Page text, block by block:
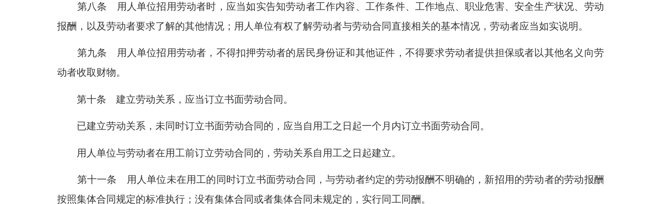
第八条 用人单位招用劳动者时，应当如实告知劳动者工作内容、工作条件、工作地点、职业危害、安全生产状况、劳动
报酬，以及劳动者要求了解的其他情况；用人单位有权了解劳动者与劳动合同直接相关的基本情况，劳动者应当如实说明。
第九条 用人单位招用劳动者，不得扣押劳动者的居民身份证和其他证件，不得要求劳动者提供担保或者以其他名义向劳
动者收取财物。
第十条 建立劳动关系，应当订立书面劳动合同。
已建立劳动关系，未同时订立书面劳动合同的，应当自用工之日起一个月内订立书面劳动合同。
用人单位与劳动者在用工前订立劳动合同的，劳动关系自用工之日起建立。
第十一条 用人单位未在用工的同时订立书面劳动合同，与劳动者约定的劳动报酬不明确的，新招用的劳动者的劳动报酬
按照集体合同规定的标准执行；没有集体合同或者集体合同未规定的，实行同工同酬。